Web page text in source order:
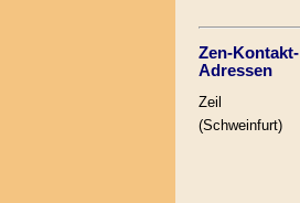
Zen-Kontakt-
Adressen
Zeil
(Schweinfurt)